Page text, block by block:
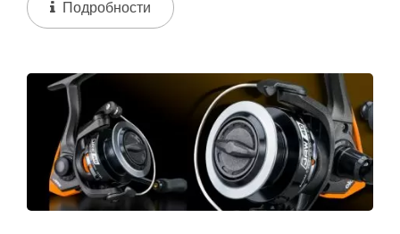
Подробности